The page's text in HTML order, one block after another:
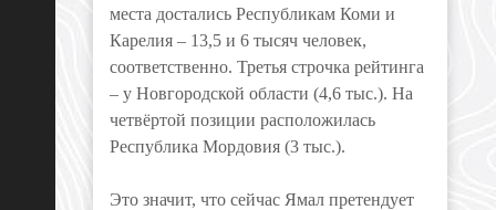
места достались Республикам Коми и
Карелия – 13,5 и 6 тысяч человек,
соответственно. Третья строчка рейтинга
– у Новгородской области (4,6 тыс.). На
четвёртой позиции расположилась
Республика Мордовия (3 тыс.).
Это значит, что сейчас Ямал претендует